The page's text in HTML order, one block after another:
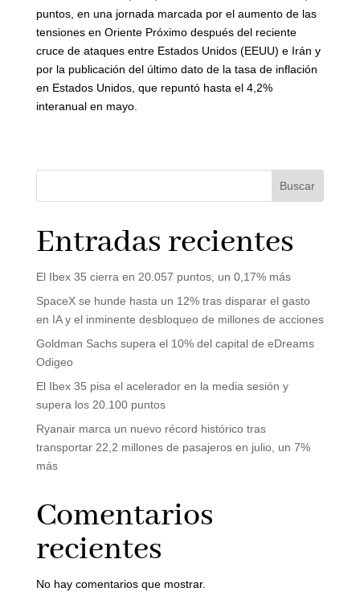
puntos, en una jornada marcada por el aumento de las
tensiones en Oriente Próximo después del reciente
cruce de ataques entre Estados Unidos (EEUU) e Irán y
por la publicación del último dato de la tasa de inflación
en Estados Unidos, que repuntó hasta el 4,2%
interanual en mayo.
Buscar
Entradas recientes
El Ibex 35 cierra en 20.057 puntos, un 0,17% más
SpaceX se hunde hasta un 12% tras disparar el gasto
en IA y el inminente desbloqueo de millones de acciones
Goldman Sachs supera el 10% del capital de eDreams
Odigeo
El Ibex 35 pisa el acelerador en la media sesión y
supera los 20.100 puntos
Ryanair marca un nuevo récord histórico tras
transportar 22,2 millones de pasajeros en julio, un 7%
más
Comentarios
recientes
No hay comentarios que mostrar.